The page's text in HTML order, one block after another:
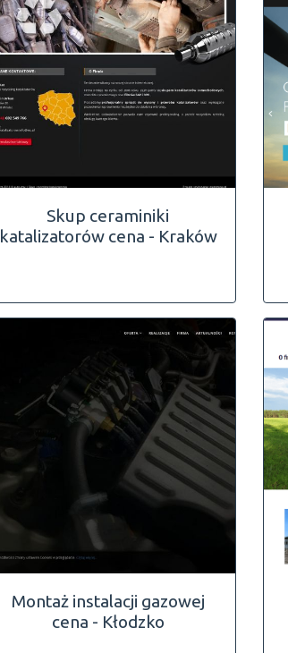
Skup ceraminiki
katalizatorów cena - Kraków
Montaż instalacji gazowej
cena - Kłodzko